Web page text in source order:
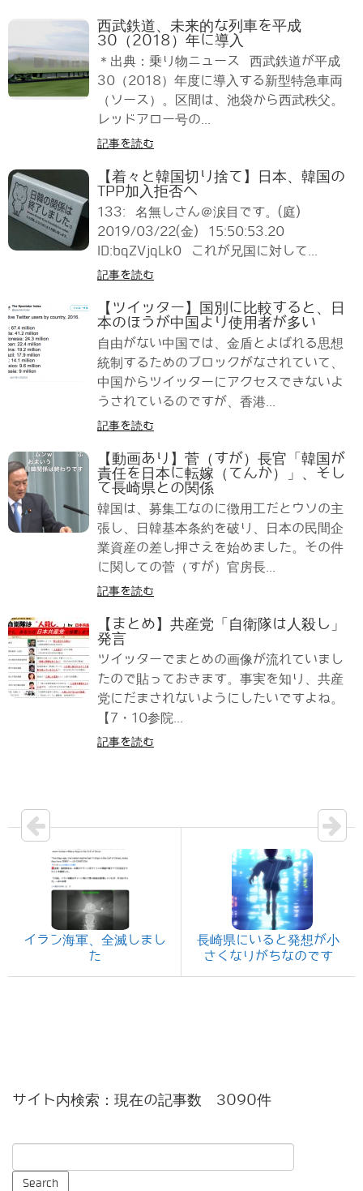
西武鉄道、未来的な列車を平成
30（2018）年に導入
＊出典：乗り物ニュース 西武鉄道が平成
30（2018）年度に導入する新型特急車両
（ソース）。区間は、池袋から西武秩父。
レッドアロー号の...
記事を読む
【着々と韓国切り捨て】日本、韓国の
TPP加入拒否へ
133: 名無しさん＠涙目です。(庭)
2019/03/22(金) 15:50:53.20
ID:bqZVjqLk0 これが兄国に対して...
記事を読む
【ツイッター】国別に比較すると、日
本のほうが中国より使用者が多い
自由がない中国では、金盾とよばれる思想
統制するためのブロックがなされていて、
中国からツイッターにアクセスできないよ
うされているのですが、香港...
記事を読む
【動画あり】菅（すが）長官「韓国が
責任を日本に転嫁（てんか）」、そし
て長崎県との関係
韓国は、募集工なのに徴用工だとウソの主
張し、日韓基本条約を破り、日本の民間企
業資産の差し押さえを始めました。その件
に関しての菅（すが）官房長...
記事を読む
【まとめ】共産党「自衛隊は人殺し」
発言
ツイッターでまとめの画像が流れていまし
たので貼っておきます。事実を知り、共産
党にだまされないようにしたいですよね。
【7・10参院...
記事を読む
イラン海軍、全滅しまし
た
長崎県にいると発想が小
さくなりがちなのです
サイト内検索：現在の記事数 3090件